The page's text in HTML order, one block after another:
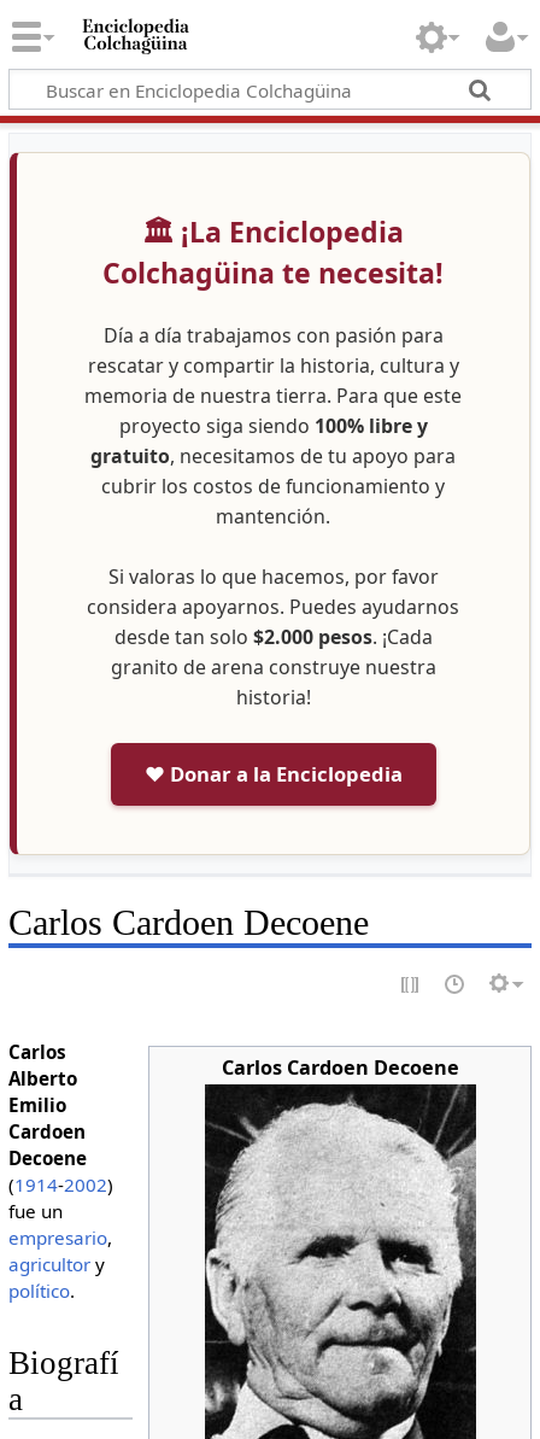
🏛️ ¡La Enciclopedia
Colchagüina te necesita!
Día a día trabajamos con pasión para
rescatar y compartir la historia, cultura y
memoria de nuestra tierra. Para que este
proyecto siga siendo 100% libre y
gratuito, necesitamos de tu apoyo para
cubrir los costos de funcionamiento y
mantención.
Si valoras lo que hacemos, por favor
considera apoyarnos. Puedes ayudarnos
desde tan solo $2.000 pesos. ¡Cada
granito de arena construye nuestra
historia!
❤️ Donar a la Enciclopedia
Carlos Cardoen Decoene
Carlos Cardoen Decoene
Carlos
Alberto
Emilio
Cardoen
Decoene
(1914-2002)
fue un
empresario,
agricultory
político.
Biografí
a